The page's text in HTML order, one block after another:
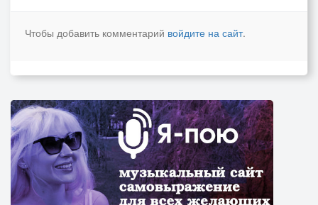
Чтобы добавить комментарий войдите на сайт.